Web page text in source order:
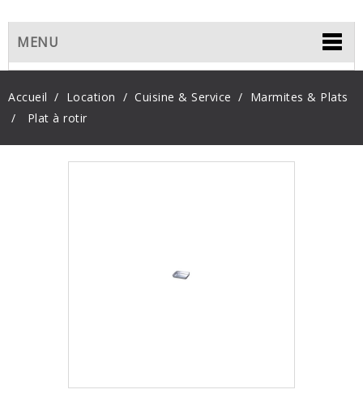
MENU
Accueil Location Cuisine & Service
Marmites & Plats
Plat à rotir